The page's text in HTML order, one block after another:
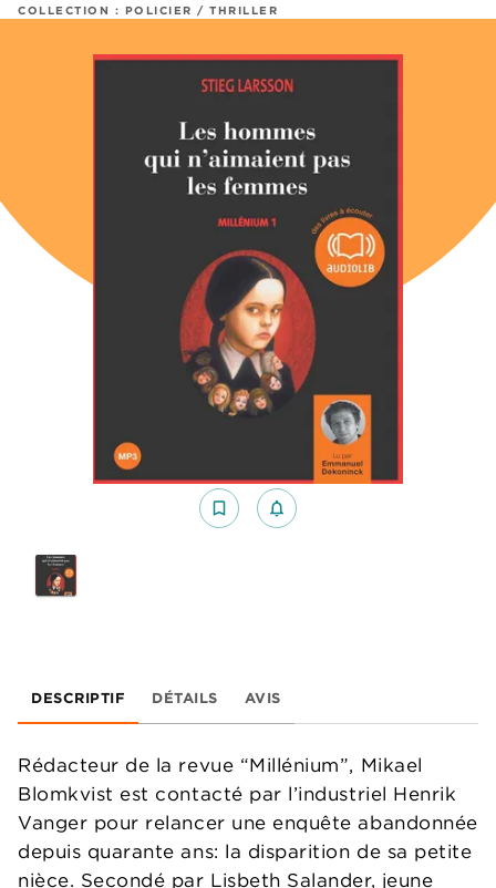
COLLECTION : POLICIER / THRILLER
bookmark_border notifications_none_outlined
DESCRIPTIF DÉTAILS AVIS
Rédacteur de la revue “Millénium”, Mikael
Blomkvist est contacté par l’industriel Henrik
Vanger pour relancer une enquête abandonnée
depuis quarante ans: la disparition de sa petite
nièce. Secondé par Lisbeth Salander, jeune